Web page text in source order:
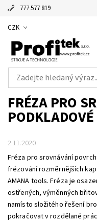
777 577 819
CZK
FRÉZA PRO
PODKLADOVÉ
2.11.2020
Fréza pro srovnávání
frézování rozměrnějších
AMANA tools. Fréza je
ostřených, výměnných
namísto složitého řešení
pokračovat v rozdělané
Alžbětka -